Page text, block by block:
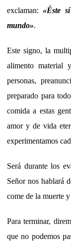
exclaman:«Éste
mundo».
Este signo, la
alimento material
personas,
preparado para
comida a estas
amor y de vida
experimentamos
Será durante los
Señor nos hablará
come de la muerte
Para terminar,
que no podemos